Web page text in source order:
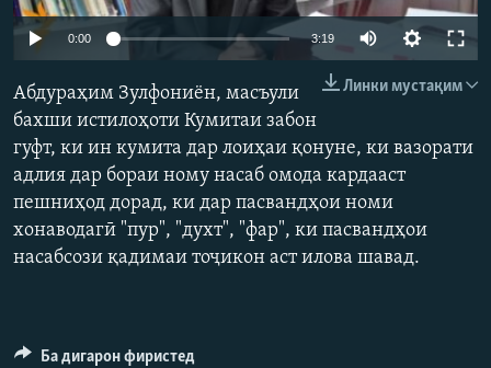
ГУЗОРИШҲОИ РАДИОӢ
Русский
ПАЙГИРӢ КУНЕД
Ҳамаи сомонаҳои RFE/RL
0:00 3:19
Линки мустақим
Абдураҳим Зулфониён, масъули
бахши истилоҳоти Кумитаи забон
гуфт, ки ин кумита дар лоиҳаи қонуне, ки вазорати
адлия дар бораи ному насаб омода кардааст
пешниҳод дорад, ки дар пасвандҳои номи
хонаводагӣ "пур", "духт", "фар", ки пасвандҳои
насабсози қадимаи тоҷикон аст илова шавад.
Ба дигарон фиристед